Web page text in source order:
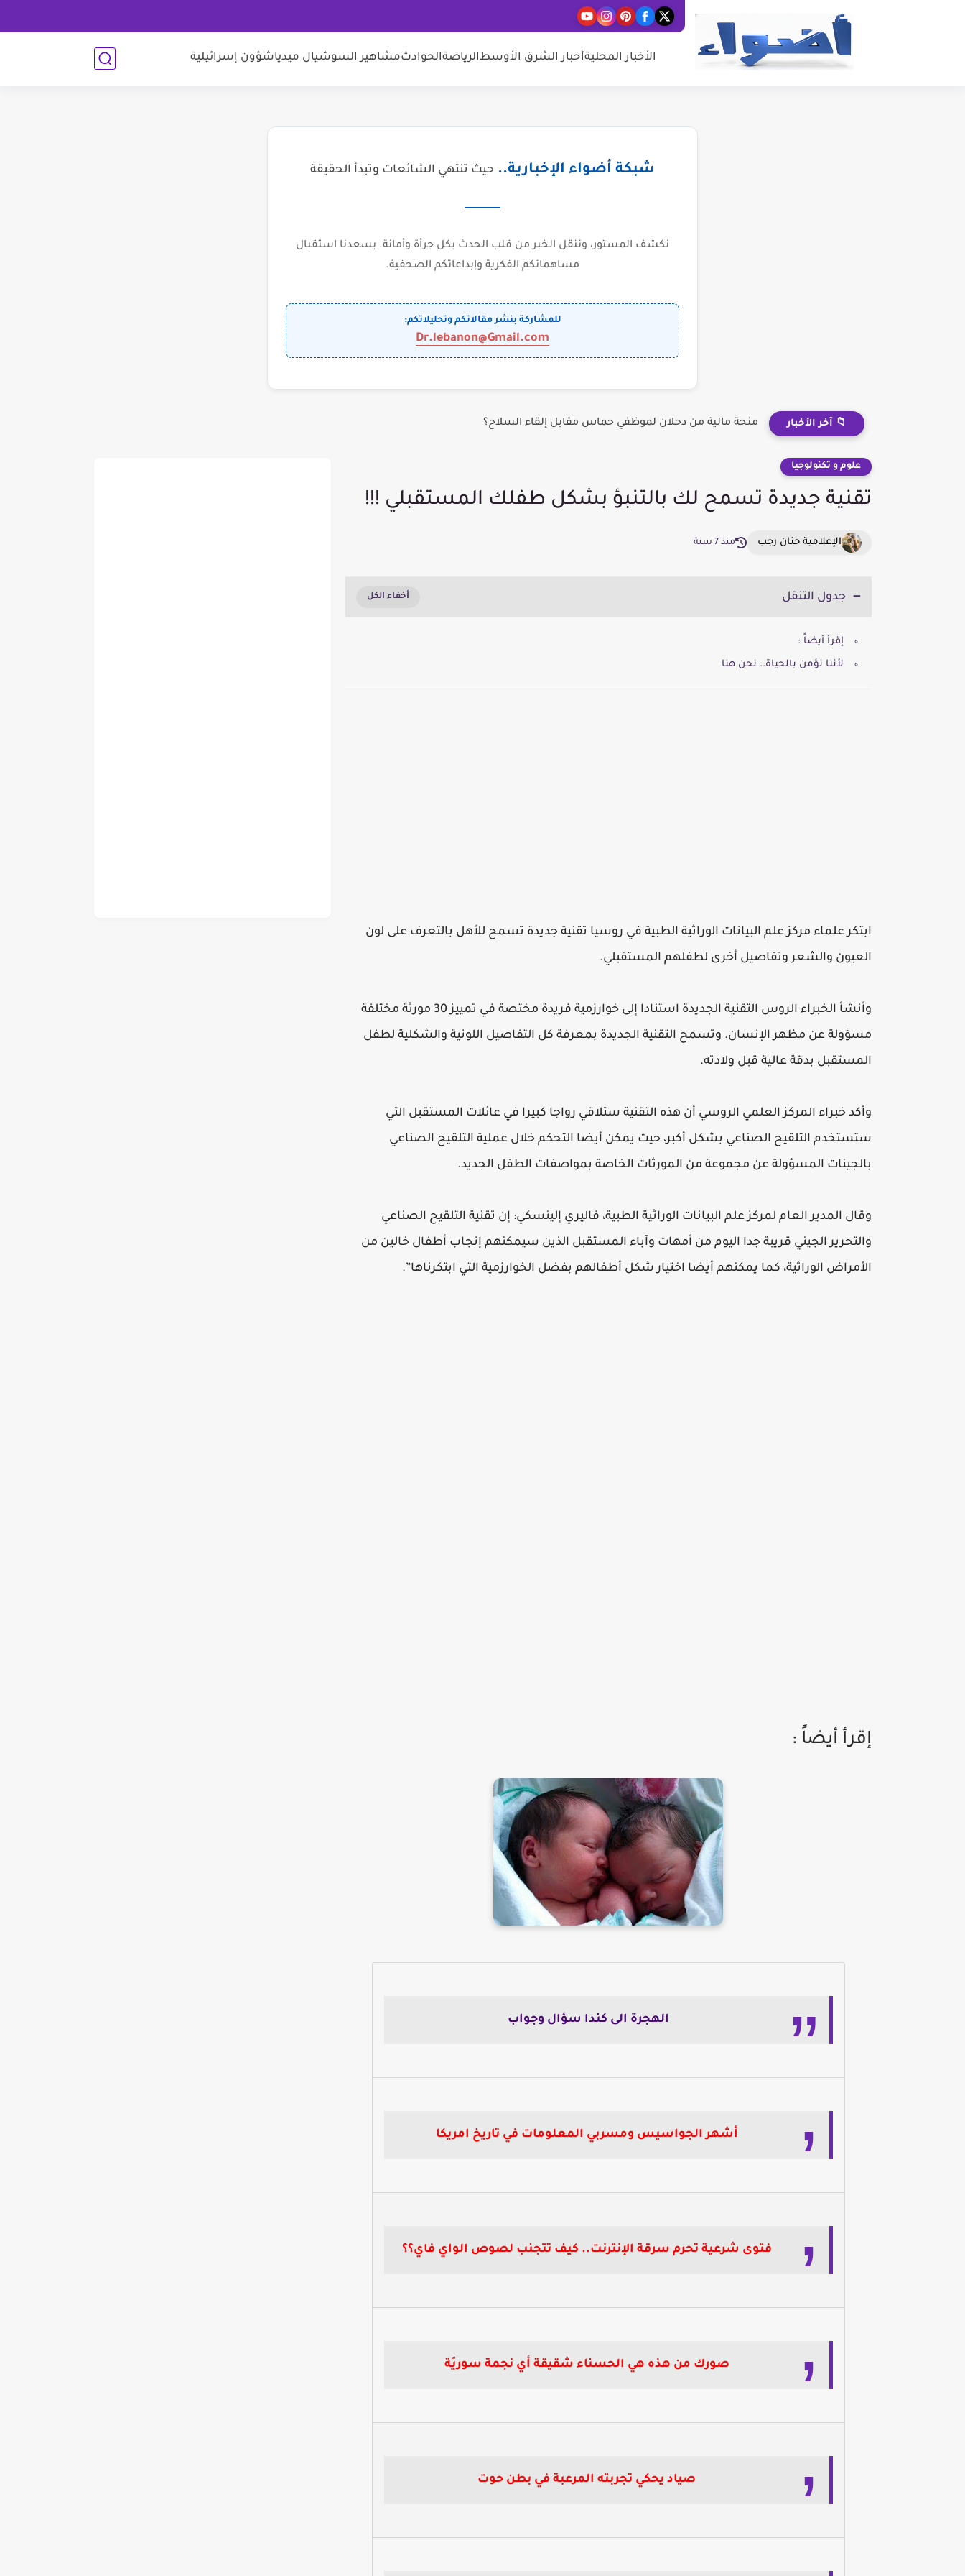
الأخبار المحليةأخبار الشرق الأوسطالرياضةالحوادثمشاهير السوشيال ميدياشؤون إسرائيلية
شبكة أضواء الإخبارية.. حيث تنتهي الشائعات وتبدأ الحقيقة
نكشف المستور، وننقل الخبر من قلب الحدث بكل جرأة وأمانة. يسعدنا استقبال
مساهماتكم الفكرية وإبداعاتكم الصحفية.
للمشاركة بنشر مقالاتكم وتحليلاتكم:
Dr.lebanon@Gmail.com
📁 آخر الأخبار منحة مالية من دحلان لموظفي حماس مقابل إلقاء السلاح؟
علوم و تكنولوجيا
تقنية جديدة تسمح لك بالتنبؤ بشكل طفلك المستقبلي !!!
الإعلامية حنان رجب منذ 7 سنة
جدول التنقل
إقرأ أيضاً :
لأننا نؤمن بالحياة.. نحن هنا
ابتكر علماء مركز علم البيانات الوراثية الطبية في روسيا تقنية جديدة تسمح للأهل بالتعرف على لون
العيون والشعر وتفاصيل أخرى لطفلهم المستقبلي.
وأنشأ الخبراء الروس التقنية الجديدة استنادا إلى خوارزمية فريدة مختصة في تمييز 30 مورثة مختلفة
مسؤولة عن مظهر الإنسان. وتسمح التقنية الجديدة بمعرفة كل التفاصيل اللونية والشكلية لطفل
المستقبل بدقة عالية قبل ولادته.
وأكد خبراء المركز العلمي الروسي أن هذه التقنية ستلاقي رواجا كبيرا في عائلات المستقبل التي
ستستخدم التلقيح الصناعي بشكل أكبر، حيث يمكن أيضا التحكم خلال عملية التلقيح الصناعي
بالجينات المسؤولة عن مجموعة من المورثات الخاصة بمواصفات الطفل الجديد.
وقال المدير العام لمركز علم البيانات الوراثية الطبية، فاليري إلينسكي: إن تقنية التلقيح الصناعي
والتحرير الجيني قريبة جدا اليوم من أمهات وآباء المستقبل الذين سيمكنهم إنجاب أطفال خالين من
الأمراض الوراثية، كما يمكنهم أيضا اختيار شكل أطفالهم بفضل الخوارزمية التي ابتكرناها”.
إقرأ أيضاً :
الهجرة الى كندا سؤال وجواب
أشهر الجواسيس ومسربي المعلومات في تاريخ امريكا
فتوى شرعية تحرم سرقة الإنترنت.. كيف تتجنب لصوص الواي فاي؟؟
صورك من هذه هي الحسناء شقيقة أي نجمة سوريّة
صياد يحكي تجربته المرعبة في بطن حوت